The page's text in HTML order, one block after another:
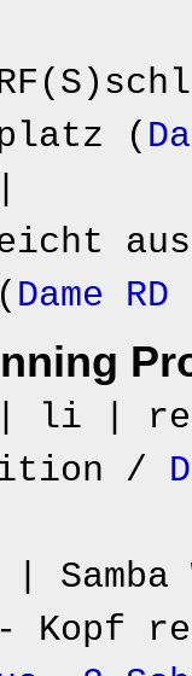
(
Dame
| li |
/
|
Kopf re